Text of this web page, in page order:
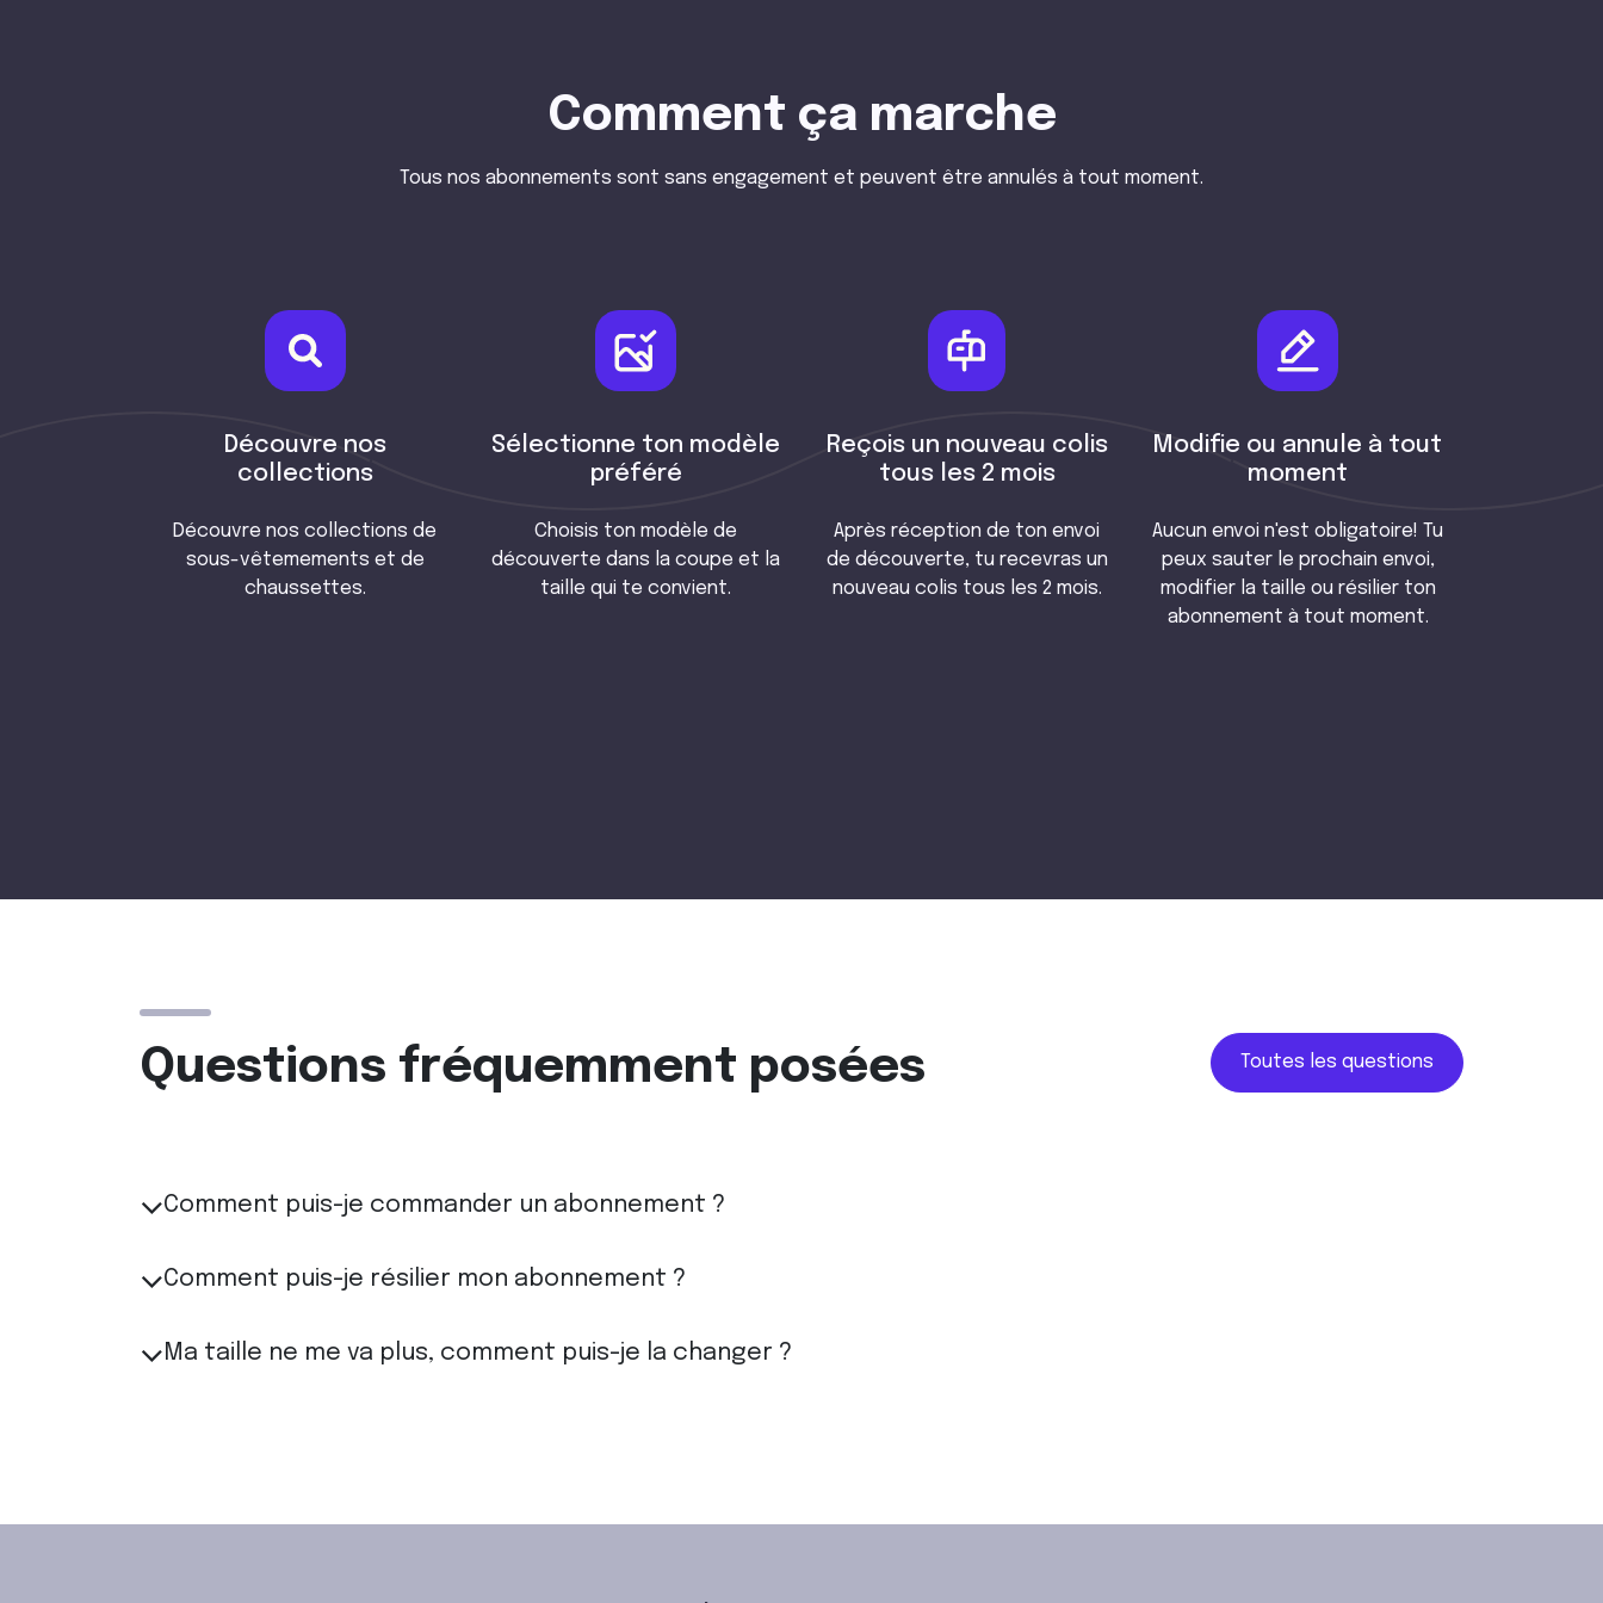
Comment ça marche
Tous nos abonnements sont sans engagement et peuvent être annulés à tout moment.
Découvre nos
collections
Découvre nos collections de
sous-vêtemements et de
chaussettes.
Sélectionne ton modèle
préféré
Choisis ton modèle de
découverte dans la coupe et la
taille qui te convient.
Reçois un nouveau colis
tous les 2 mois
Après réception de ton envoi
de découverte, tu recevras un
nouveau colis tous les 2 mois.
Modifie ou annule à tout
moment
Aucun envoi n'est obligatoire! Tu
peux sauter le prochain envoi,
modifier la taille ou résilier ton
abonnement à tout moment.
Questions fréquemment posées Toutes les questions
Comment puis-je commander un abonnement ?
Comment puis-je résilier mon abonnement ?
Ma taille ne me va plus, comment puis-je la changer ?